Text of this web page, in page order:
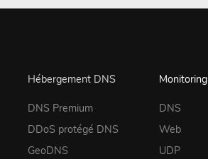
Hébergement DNS
DNS Premium
DDoS protégé DNS
GeoDNS
Monitoring
DNS
Web
UDP